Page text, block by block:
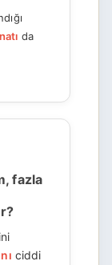
da
fazla
ciddi